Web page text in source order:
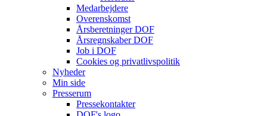
Medarbejdere
Overenskomst
Årsberetninger DOF
Årsregnskaber DOF
Job i DOF
Cookies og privatlivspolitik
Nyheder
Min side
Presserum
Pressekontakter